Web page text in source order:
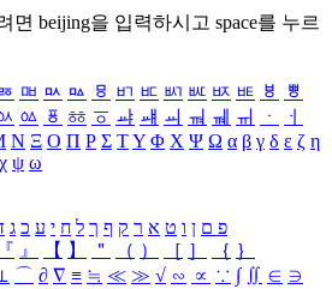
면 beijing을 입력하시고 space를 누르
ㅮ ㅯ ㅰ ㅱ ㅲ ㅳ ㅴ ㅵ ㅶ ㅷ ㅸ
ㅹ
ㆃ ㆄ ㆅ ㆆ ㆇ ㆈ ㆉ ㆊ ㆋ ㆌ ㆍ
ㆎ
Ν Ξ Ο Π Ρ Σ ΤΥ Φ Χ Ψ Ω α β γ δ ε ζ η
χ ψ ω
פ ם ן ו ט א ר ק ף ך ל ח י ע כ ג
『 』 【 】 ＂ （ ） ［ ］ ｛ ｝
⌒ ∂ ∇ ≡ ≒ ≪ ≫ √ ∽ ∝ ∵ ∫ ∬ ∈ ∋